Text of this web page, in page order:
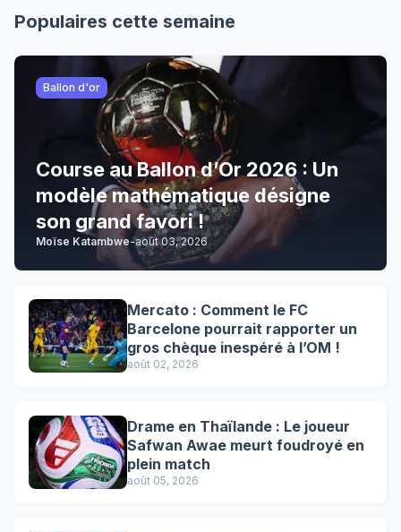
Populaires cette semaine
Ballon d'or
Course au Ballon d’Or 2026 : Un
modèle mathématique désigne
son grand favori !
Moïse Katambwe-août 03, 2026
Mercato : Comment le FC
Barcelone pourrait rapporter un
gros chèque inespéré à l’OM !
août 02, 2026
Drame en Thaïlande : Le joueur
Safwan Awae meurt foudroyé en
plein match
août 05, 2026